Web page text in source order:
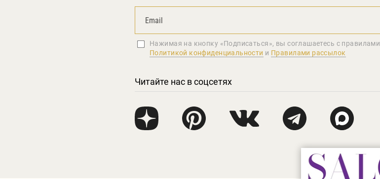
Нажимая на кнопку «Подписаться», вы соглашаетеcь с правилами
Политикой конфиденциальности и Правилами рассылок
Читайте нас в соцсетях